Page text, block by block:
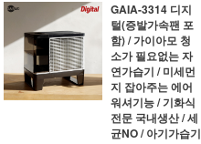
GAIA-3314 디지
털(증발가속팬 포
함) / 가이아모 청
소가 필요없는 자
연가습기 / 미세먼
지 잡아주는 에어
워셔기능 / 기화식
전문 국내생산 / 세
균NO / 아기가습기